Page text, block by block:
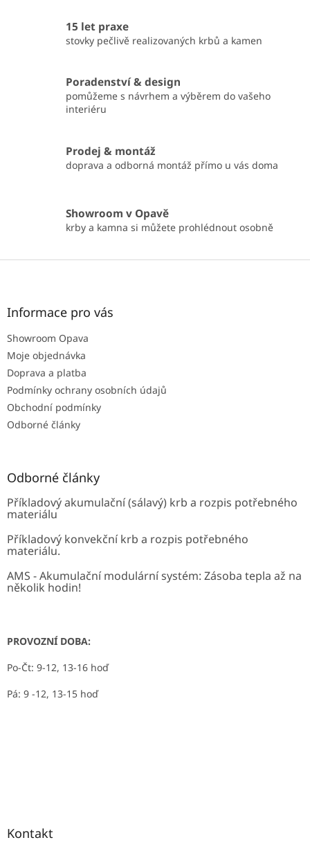
15 let praxe
stovky pečlivě realizovaných krbů a kamen
Poradenství & design
pomůžeme s návrhem a výběrem do vašeho
interiéru
Prodej & montáž
doprava a odborná montáž přímo u vás doma
Showroom v Opavě
krby a kamna si můžete prohlédnout osobně
Z
Informace pro vás
Showroom Opava
Moje objednávka
Doprava a platba
Podmínky ochrany osobních údajů
Obchodní podmínky
Odborné články
Odborné články
Příkladový akumulační (sálavý) krb a rozpis potřebného
materiálu
Příkladový konvekční krb a rozpis potřebného
materiálu.
AMS - Akumulační modulární systém: Zásoba tepla až na
několik hodin!
PROVOZNÍ DOBA:
Po-Čt: 9-12, 13-16 hoď
Pá: 9 -12, 13-15 hoď
Kontakt